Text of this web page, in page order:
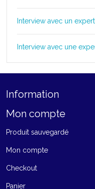
Interview avec un
Interview avec une
Information
Mon compte
Produit sauvegardé
Mon compte
Checkout
Panier